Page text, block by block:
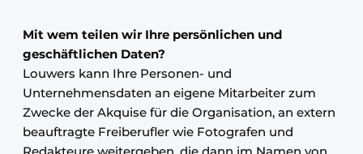
Mit wem teilen wir Ihre persönlichen und
geschäftlichen Daten?
Louwers kann Ihre Personen- und
Unternehmensdaten an eigene Mitarbeiter zum
Zwecke der Akquise für die Organisation, an extern
beauftragte Freiberufler wie Fotografen und